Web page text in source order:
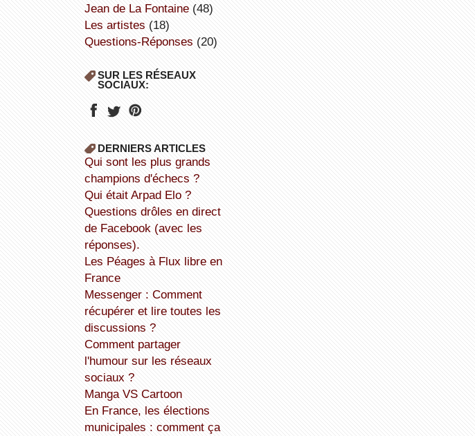
Jean de La Fontaine(48)
Les artistes (18)
Questions-Réponses (20)
SUR LES RÉSEAUX
SOCIAUX:
DERNIERS ARTICLES
Qui sont les plus grands
champions d'échecs ?
Qui était Arpad Elo ?
Questions drôles en direct
de Facebook (avec les
réponses).
Les Péages à Flux libre en
France
Messenger : Comment
récupérer et lire toutes les
discussions ?
Comment partager
l'humour sur les réseaux
sociaux ?
Manga VS Cartoon
En France, les élections
municipales : comment ça